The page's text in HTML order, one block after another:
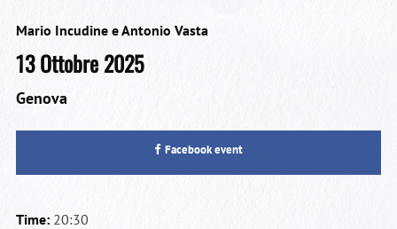
Mario Incudine e Antonio Vasta
13 Ottobre 2025
Genova
Facebook event
Time:20:30